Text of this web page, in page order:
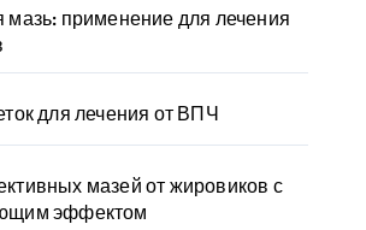
мазь: применение для лечения
для лечения от ВПЧ
мазей от жировиков с
эффектом